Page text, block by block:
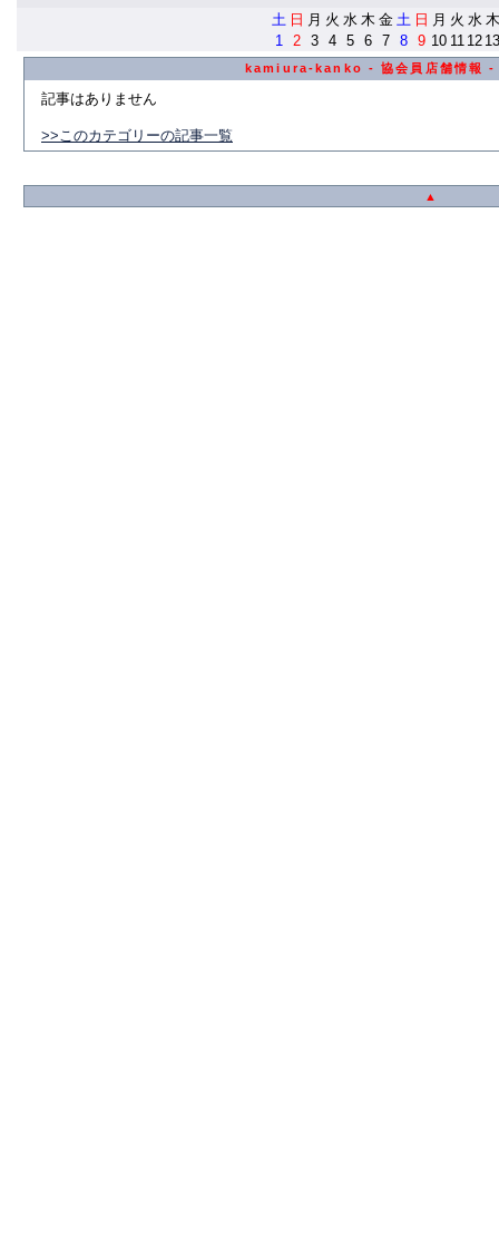
土 日 月 火 水 木 金 土 日 月 火 水 木
1
2 3 4 5 6 7 8 9 10 11 12 13
kamiura-kanko - 協会員店舗情報 -
記事はありません
>>このカテゴリーの記事一覧
▲